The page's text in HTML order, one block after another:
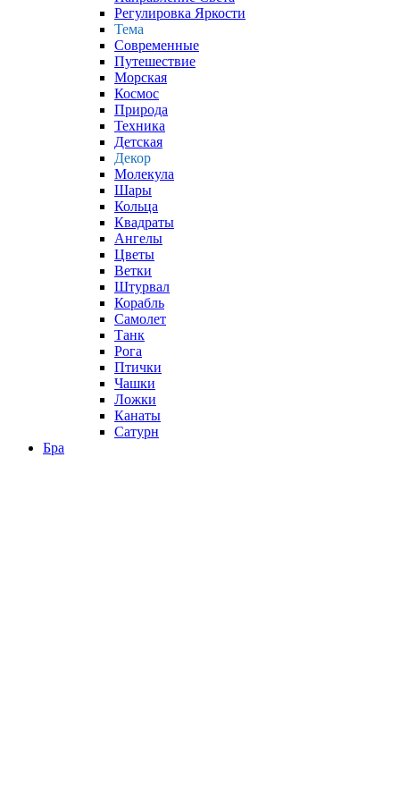
Регулировка Яркости
Тема
Современные
Путешествие
Морская
Космос
Природа
Техника
Детская
Декор
Молекула
Шары
Кольца
Квадраты
Ангелы
Цветы
Ветки
Штурвал
Корабль
Самолет
Танк
Рога
Птички
Чашки
Ложки
Канаты
Сатурн
Бра